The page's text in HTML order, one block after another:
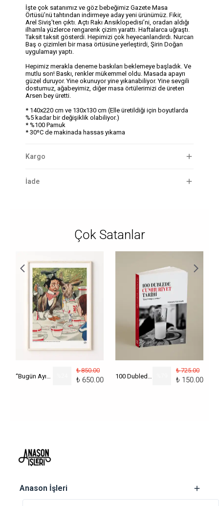
İşte çok satanımız ve göz bebeğimiz Gazete Masa
Örtüsü’nü tahtından indirmeye aday yeni ürünümüz. Fikir,
Arel Siviş’ten çıktı. Açtı Rakı Ansiklopedisi’ni, oradan aldığı
ilhamla yüzlerce rengarenk çizim yarattı. Haftalarca uğraştı.
Taksit taksit gösterdi. Hepimizi çok heyecanlandırdı. Nurcan
Baş o çizimleri bir masa örtüsüne yerleştirdi, Şirin Doğan
uygulamayı yaptı.
Hepimiz merakla deneme baskıları beklemeye başladık. Ve
mutlu son! Baskı, renkler mükemmel oldu. Masada apayrı
güzel duruyor. Yine okunuyor yine yıkanabiliyor. Yine sevgili
dostumuz, ağabeyimiz, diğer masa örtülerimizi de üreten
Arsen bey üretti.
* 140x220 cm ve 130x130 cm (Elle üretildiği için boyutlarda
%5 kadar bir değişiklik olabiliyor.)
* %100 Pamuk
* 30ºC de makinada hassas yıkama
Kargo
İade
Çok Satanlar
₺ 850.00
₺ 650.00
₺ 725.00
₺ 150.00
‎ Anason İşleri